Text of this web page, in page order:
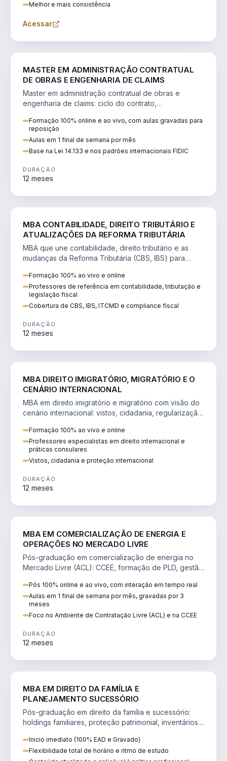
Melhor e mais consistência
Acessar
MASTER EM ADMINISTRAÇÃO CONTRATUAL
DE OBRAS E ENGENHARIA DE CLAIMS
Master em administração contratual de obras e
engenharia de claims: ciclo do contrato,
Formação 100% online e ao vivo, com aulas gravadas para
reposição
Aulas em 1 final de semana por mês
Base na Lei 14.133 e nos padrões internacionais FIDIC
DURAÇÃO
12 meses
MBA CONTABILIDADE, DIREITO TRIBUTÁRIO E
ATUALIZAÇÕES DA REFORMA TRIBUTÁRIA
MBA que une contabilidade, direito tributário e as
mudanças da Reforma Tributária (CBS, IBS) para
Formação 100% ao vivo e online
Professores de referência em contabilidade, tributação e
legislação fiscal
Cobertura de CBS, IBS, ITCMD e compliance fiscal
DURAÇÃO
12 meses
MBA DIREITO IMIGRATÓRIO, MIGRATÓRIO E O
CENÁRIO INTERNACIONAL
MBA em direito imigratório e migratório com visão do
cenário internacional: vistos, cidadania, regularização
Formação 100% ao vivo e online
Professores especialistas em direito internacional e
práticas consulares
Vistos, cidadania e proteção internacional
DURAÇÃO
12 meses
MBA EM COMERCIALIZAÇÃO DE ENERGIA E
OPERAÇÕES NO MERCADO LIVRE
Pós-graduação em comercialização de energia no
Mercado Livre (ACL): CCEE, formação de PLD, gestão
Pós 100% online e ao vivo, com interação em tempo real
Aulas em 1 final de semana por mês, gravadas por 3
meses
Foco no Ambiente de Contratação Livre (ACL) e na CCEE
DURAÇÃO
12 meses
MBA EM DIREITO DA FAMÍLIA E
PLANEJAMENTO SUCESSÓRIO
Pós-graduação em direito da família e sucessório:
holdings familiares, proteção patrimonial, inventários
Inicio imediato (100% EAD e Gravado)
Flexibilidade total de horário e ritmo de estudo